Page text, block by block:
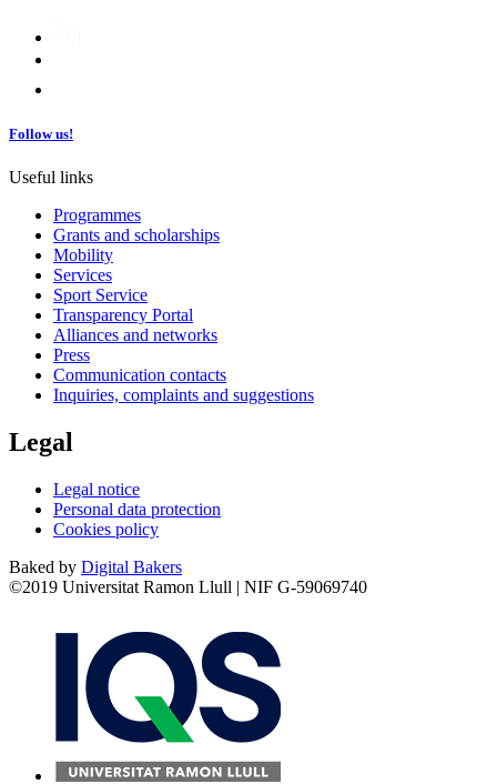
Follow us!
Useful links
Programmes
Grants and scholarships
Mobility
Services
Sport Service
Transparency Portal
Alliances and networks
Press
Communication contacts
Inquiries, complaints and suggestions
Legal
Legal notice
Personal data protection
Cookies policy
Baked by Digital Bakers
©2019 Universitat Ramon Llull | NIF G-59069740